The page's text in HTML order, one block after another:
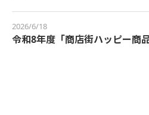
2026/6/18
令和8年度「商店街ハッピー商